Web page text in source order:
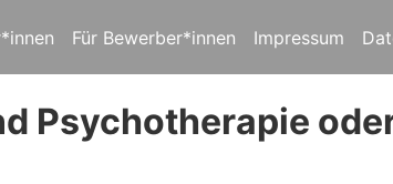
Für Bewerber*innen Impressum
Psychotherapie